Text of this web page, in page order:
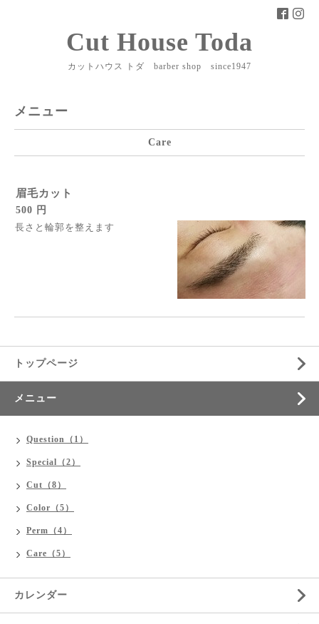
Cut House Toda
カットハウス トダ barber shop since1947
メニュー
Care
眉毛カット
500 円
長さと輪郭を整えます
トップページ
メニュー
Question（1）
Special（2）
Cut（8）
Color（5）
Perm（4）
Care（5）
カレンダー